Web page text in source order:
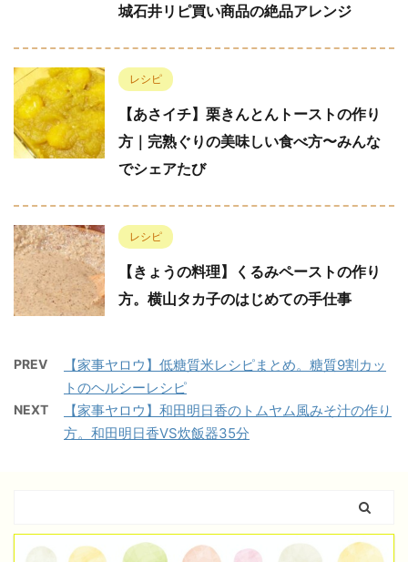
城石井リピ買い商品の絶品アレンジ
レシピ
【あさイチ】栗きんとんトーストの作り
方｜完熟ぐりの美味しい食べ方〜みんな
でシェアたび
レシピ
【きょうの料理】くるみペーストの作り
方。横山タカ子のはじめての手仕事
PREV
【家事ヤロウ】低糖質米レシピまとめ。糖質9割カッ
トのヘルシーレシピ
NEXT
【家事ヤロウ】和田明日香のトムヤム風みそ汁の作り
方。和田明日香VS炊飯器35分